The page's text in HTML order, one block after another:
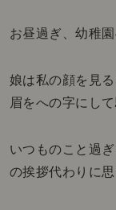
お昼過ぎ、幼稚
娘は私の顔を見
眉をへの字にし
いつものこと過
の挨拶代わりに思